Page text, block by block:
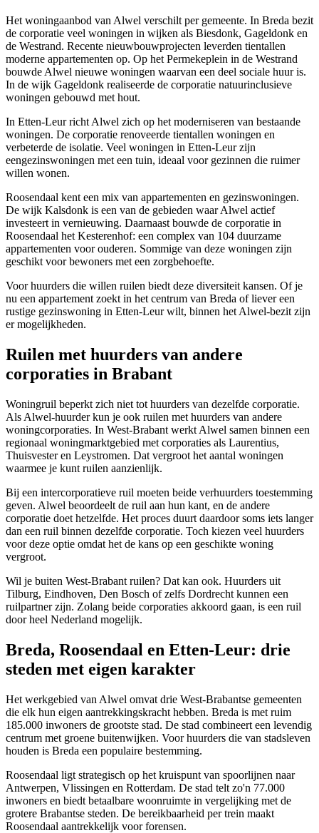
Het woningaanbod van Alwel verschilt per gemeente. In Breda bezit
de corporatie veel woningen in wijken als Biesdonk, Gageldonk en
de Westrand. Recente nieuwbouwprojecten leverden tientallen
moderne appartementen op. Op het Permekeplein in de Westrand
bouwde Alwel nieuwe woningen waarvan een deel sociale huur is.
In de wijk Gageldonk realiseerde de corporatie natuurinclusieve
woningen gebouwd met hout.
In Etten-Leur richt Alwel zich op het moderniseren van bestaande
woningen. De corporatie renoveerde tientallen woningen en
verbeterde de isolatie. Veel woningen in Etten-Leur zijn
eengezinswoningen met een tuin, ideaal voor gezinnen die ruimer
willen wonen.
Roosendaal kent een mix van appartementen en gezinswoningen.
De wijk Kalsdonk is een van de gebieden waar Alwel actief
investeert in vernieuwing. Daarnaast bouwde de corporatie in
Roosendaal het Kesterenhof: een complex van 104 duurzame
appartementen voor ouderen. Sommige van deze woningen zijn
geschikt voor bewoners met een zorgbehoefte.
Voor huurders die willen ruilen biedt deze diversiteit kansen. Of je
nu een appartement zoekt in het centrum van Breda of liever een
rustige gezinswoning in Etten-Leur wilt, binnen het Alwel-bezit zijn
er mogelijkheden.
Ruilen met huurders van andere
corporaties in Brabant
Woningruil beperkt zich niet tot huurders van dezelfde corporatie.
Als Alwel-huurder kun je ook ruilen met huurders van andere
woningcorporaties. In West-Brabant werkt Alwel samen binnen een
regionaal woningmarktgebied met corporaties als Laurentius,
Thuisvester en Leystromen. Dat vergroot het aantal woningen
waarmee je kunt ruilen aanzienlijk.
Bij een intercorporatieve ruil moeten beide verhuurders toestemming
geven. Alwel beoordeelt de ruil aan hun kant, en de andere
corporatie doet hetzelfde. Het proces duurt daardoor soms iets langer
dan een ruil binnen dezelfde corporatie. Toch kiezen veel huurders
voor deze optie omdat het de kans op een geschikte woning
vergroot.
Wil je buiten West-Brabant ruilen? Dat kan ook. Huurders uit
Tilburg, Eindhoven, Den Bosch of zelfs Dordrecht kunnen een
ruilpartner zijn. Zolang beide corporaties akkoord gaan, is een ruil
door heel Nederland mogelijk.
Breda, Roosendaal en Etten-Leur: drie
steden met eigen karakter
Het werkgebied van Alwel omvat drie West-Brabantse gemeenten
die elk hun eigen aantrekkingskracht hebben. Breda is met ruim
185.000 inwoners de grootste stad. De stad combineert een levendig
centrum met groene buitenwijken. Voor huurders die van stadsleven
houden is Breda een populaire bestemming.
Roosendaal ligt strategisch op het kruispunt van spoorlijnen naar
Antwerpen, Vlissingen en Rotterdam. De stad telt zo'n 77.000
inwoners en biedt betaalbare woonruimte in vergelijking met de
grotere Brabantse steden. De bereikbaarheid per trein maakt
Roosendaal aantrekkelijk voor forensen.